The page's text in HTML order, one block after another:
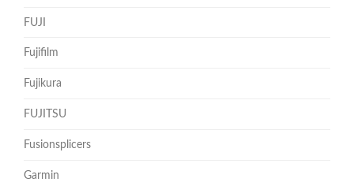
FUJI
Fujifilm
Fujikura
FUJITSU
Fusionsplicers
Garmin